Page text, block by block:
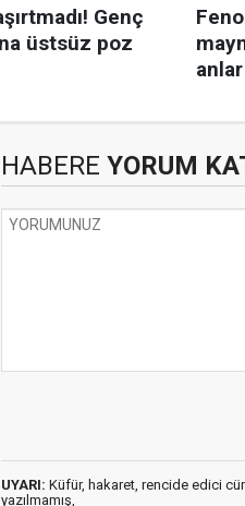
HABERE YORUM
UYARI: Küfür, hakaret, rencide edici
yazılmamış,